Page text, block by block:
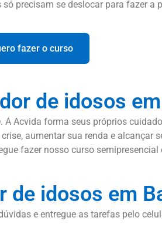
precisam se deslocar para fazer
fazer o curso
de idosos
Acvida forma seus próprios
aumentar sua renda e alcançar
fazer nosso curso
de idosos em
e entregue as tarefas pelo